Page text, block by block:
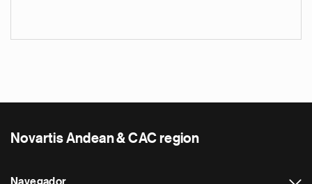
Novartis Andean & CAC region